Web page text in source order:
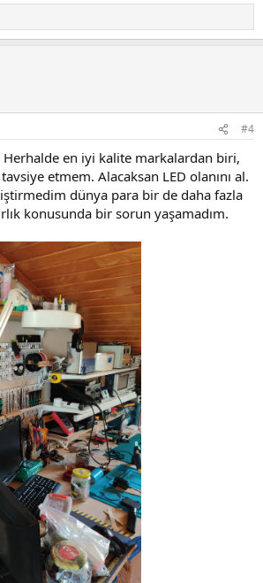
#4
Herhalde en iyi kalite markalardan biri,
etmem. Alacaksan LED olanını al.
dünya para bir de daha fazla
konusunda bir sorun yaşamadım.